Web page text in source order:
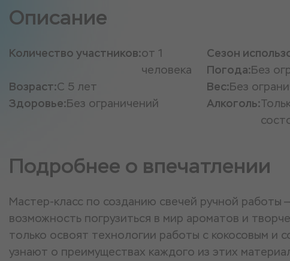
Описание
Количество участников:от 1
человека
Возраст:С 5 лет
Здоровье:Без ограничений
Сезон
Погода:Без
Вес:Без
Алкоголь:
Подробнее о впечатлении
Мастер-класс по созданию свечей ручной работы
возможность погрузиться в мир ароматов и
только освоят технологии работы с кокосовым и
узнают о преимуществах каждого из этих